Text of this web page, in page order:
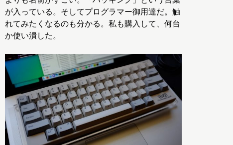
が入っている。そしてプログラマー御用達だ。触
れてみたくなるのも分かる。私も購入して、何台
か使い潰した。